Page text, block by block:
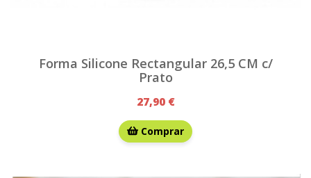
Forma Silicone Rectangular 26,5 CM c/
Prato
27,90 €
Comprar